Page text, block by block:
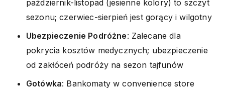
październik-listopad (jesienne kolory) to szczyt
sezonu; czerwiec-sierpień jest gorący i wilgotny
Ubezpieczenie Podróżne: Zalecane dla
pokrycia kosztów medycznych; ubezpieczenie
od zakłóceń podróży na sezon tajfunów
Gotówka: Bankomaty w convenience store